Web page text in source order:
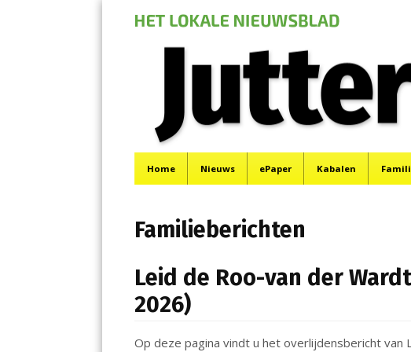
Menu
Home Nieuws ePaper Kabalen
Familieberichten
Leid de Roo-van der
2026)
Op deze pagina vindt u het overlijdensbericht